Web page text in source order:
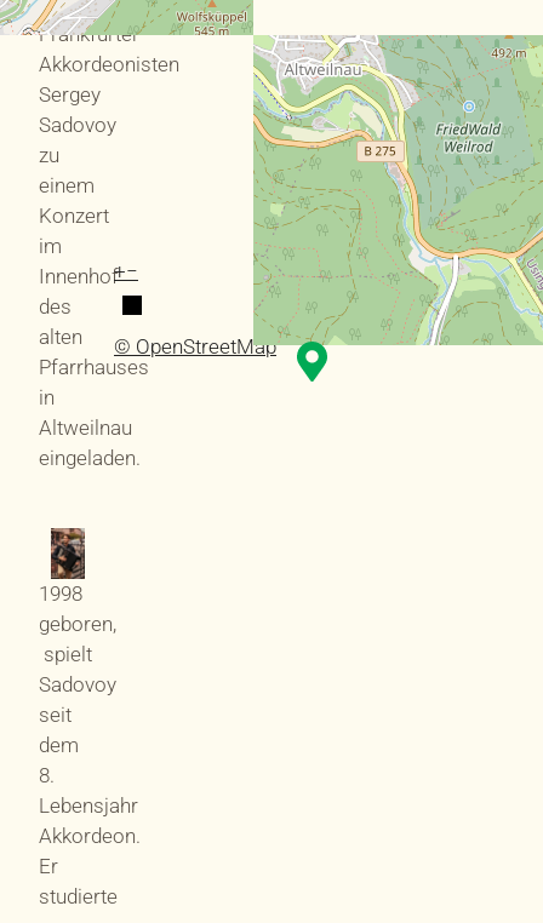
Frankfurter
Akkordeonisten
Sergey
Sadovoy
zu
einem
Konzert
im
Innenhof
des
alten
Pfarrhauses
in
Altweilnau
eingeladen.
1998
geboren,
spielt
Sadovoy
seit
dem
8.
Lebensjahr
Akkordeon.
Er
studierte
+−
© OpenStreetMap